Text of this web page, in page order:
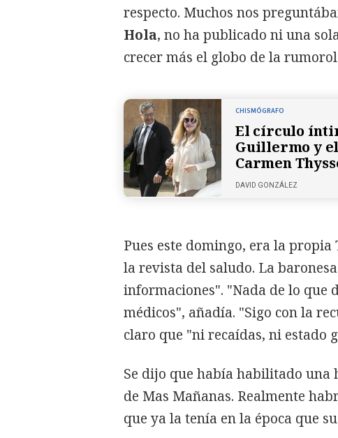
respecto. Muchos nos
Hola, no ha publicado ni una
crecer más el globo de la
CHISMÓGRAFO
El círculo
Guillermo y
Carmen
DAVID GONZÁLEZ
Pues este domingo, era la
la revista del saludo. La
informaciones". "Nada de lo que
médicos", añadía. "Sigo con la
claro que "ni recaídas, ni estado
Se dijo que había habilitado una
de Mas Mañanas. Realmente
que ya la tenía en la época que